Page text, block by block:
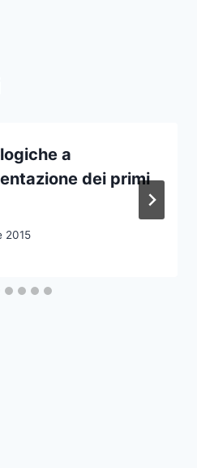
a
dei primi
2015